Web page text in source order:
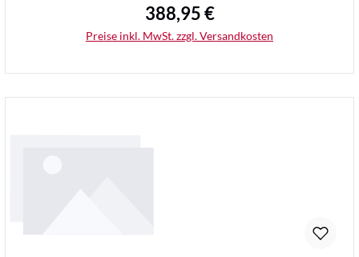
Regulärer Preis:
388,95 €
Preise inkl. MwSt. zzgl. Versandkosten